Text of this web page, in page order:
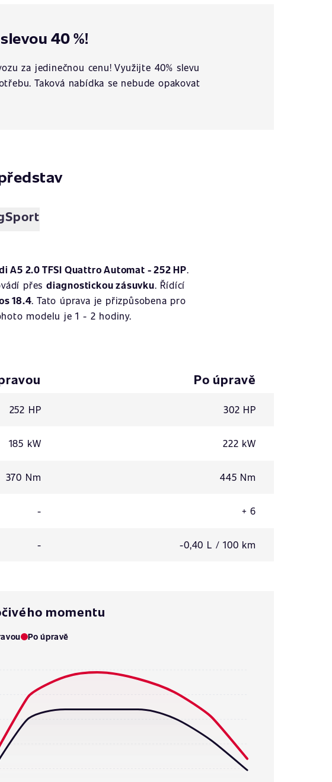
40 %!
za jedinečnou cenu! Využijte 40% slevu
Taková nabídka se nebude opakovat
Sport
A5 2.0 TFSI Quattro Automat - 252 HP.
přes diagnostickou zásuvku. Řídící
18.4. Tato úprava je přizpůsobena pro
modelu je 1 - 2 hodiny.
Po úpravě
252 HP 302 HP
185 kW 222 kW
370 Nm 445 Nm
- + 6
- -0,40 L / 100 km
momentu
Po úpravě